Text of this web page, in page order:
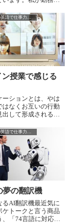
グラムが好評で、
催の研修プログラム
は予想を上回りアメ
無事催行されました
定員...
Homan由佳の英語で仕事力アップ
ン授業で感じる
ーションとは、やは
はなくお互いの行動
して形成されるも
いコミュニケーシ
だと信じてきた教員
いますが、オンライ
れるにつれて、そう
いということに気づ
るはずです。
Homan由佳の英語で仕事力アップ
夢の翻訳機
るAI翻訳機最近気に
ケトークと言う商品
「74言語に対応、